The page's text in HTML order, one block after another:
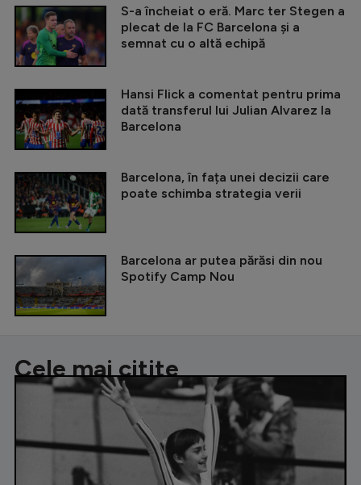
S-a încheiat o eră. Marc ter Stegen a
plecat de la FC Barcelona și a
semnat cu o altă echipă
Hansi Flick a comentat pentru prima
dată transferul lui Julian Alvarez la
Barcelona
Barcelona, în fața unei decizii care
poate schimba strategia verii
Barcelona ar putea părăsi din nou
Spotify Camp Nou
Cele mai citite